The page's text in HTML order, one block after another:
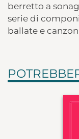
berretto a
serie di
ballate e